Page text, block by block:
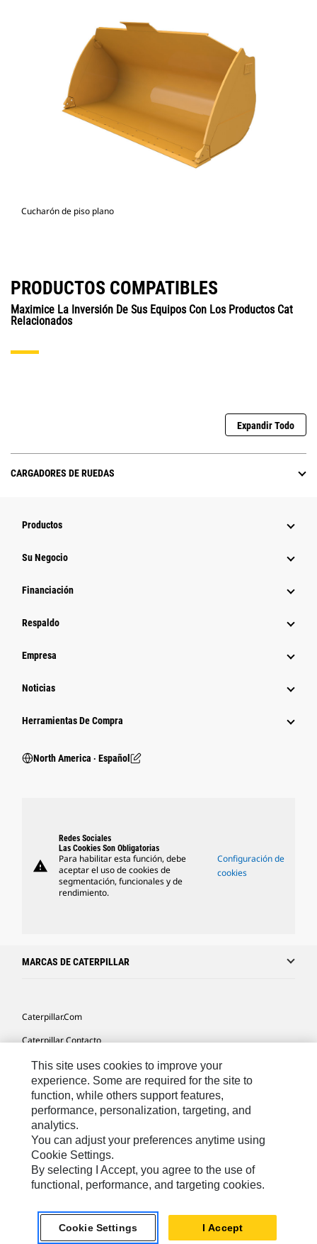
Cucharón de piso plano
PRODUCTOS COMPATIBLES
Maximice La Inversión De Sus Equipos Con Los Productos Cat
Relacionados
Expandir Todo
CARGADORES DE RUEDAS
Productos
Su Negocio
Financiación
Respaldo
Empresa
Noticias
Herramientas De Compra
North America ‧ Español
warning
Redes Sociales
Las Cookies Son Obligatorias
Para habilitar esta función, debe
aceptar el uso de cookies de
segmentación, funcionales y de
rendimiento.
Configuración de
cookies
MARCAS DE CATERPILLAR
Caterpillar.com
Caterpillar Contacto
Mis Preferencias De Marketing
Site Map
Cookie Settings
Legal
Privacy
US- Español© 2026 Caterpillar. Todos los derechos reservados.
This site uses cookies to improve your
experience. Some are required for the site to
function, while others support features,
performance, personalization, targeting, and
analytics.
You can adjust your preferences anytime using
Cookie Settings.
By selecting I Accept, you agree to the use of
functional, performance, and targeting cookies.
Cookie Settings I Accept